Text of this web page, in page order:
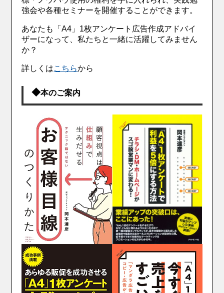
強会や各種セミナーを開催することができます。
あなたも「A4」1枚アンケート広告作成アドバイ
ザーになって、私たちと一緒に活躍してみません
か？
詳しくはこちらから
◆本のご案内